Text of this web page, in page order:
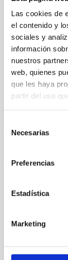
Las cookies de
el contenido y
sociales y
información
nuestros
web, quienes
que les haya
partir del uso
Necesarias
Preferencias
Estadística
Marketing
mass
galaxies
Cheng,
Fecha
NÚMERO DE
An
system
Young
dynamical
100 Myr